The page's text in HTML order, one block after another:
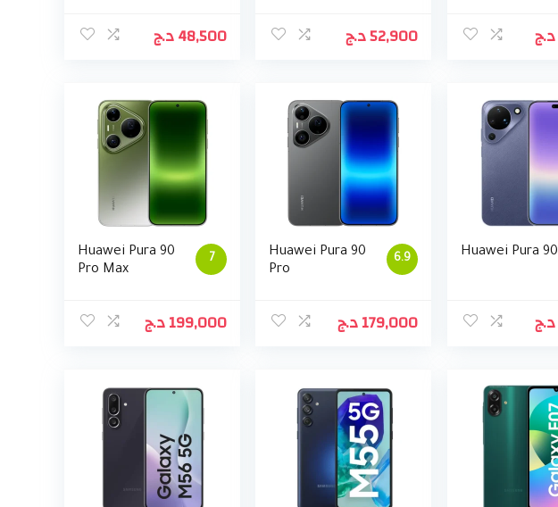
48,500د.ج 52,900د.ج د.ج
7
Huawei Pura 90
Pro Max
199,000د.ج
6.9
Huawei Pura 90
Pro
179,000د.ج
Huawei Pura 90
د.ج